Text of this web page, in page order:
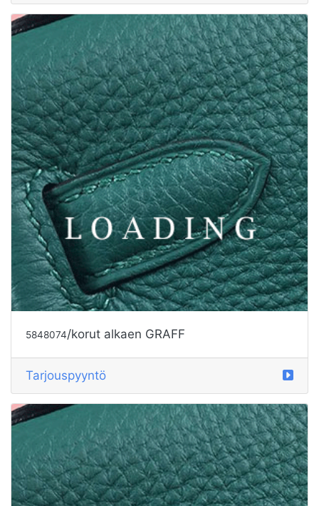
5848074/korut alkaen GRAFF
Tarjouspyyntö